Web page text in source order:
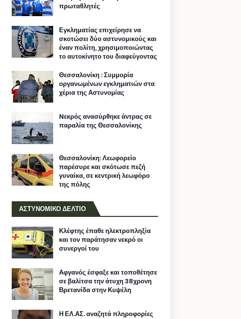
πρωταθλητές
Εγκληματίας επιχείρησε να
σκοτώσει δύο αστυνομικούς και
έναν πολίτη, χρησιμοποιώντας
το αυτοκίνητο του διαφεύγοντας
Θεσσαλονίκη : Συμμορία
οργανωμένων εγκληματιών στα
χέρια της Αστυνομίας
Nεκρός ανασύρθηκε άντρας σε
παραλία της Θεσσαλονίκης
Θεσσαλονίκη: Λεωφορείο
παρέσυρε και σκότωσε πεζή
γυναίκα, σε κεντρική λεωφόρο
της πόλης
ΑΣΤΥΝΟΜΙΚΟ ΔΕΛΤΙΟ
Κλέφτης έπαθε ηλεκτροπληξία
και τον παράτησαν νεκρό οι
συνεργοί του
Αφγανός έσφαξε και τοποθέτησε
σε βαλίτσα την άτυχη 38χρονη
Βρετανίδα στην Κυψέλη
Η ΕΛ.ΑΣ. αναζητά πληροφορίες